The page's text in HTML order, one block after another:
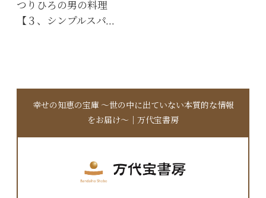
つりひろの男の料理
【３、シンプルスパ…
幸せの知恵の宝庫 〜世の中に出ていない本質的な情報
をお届け〜｜万代宝書房